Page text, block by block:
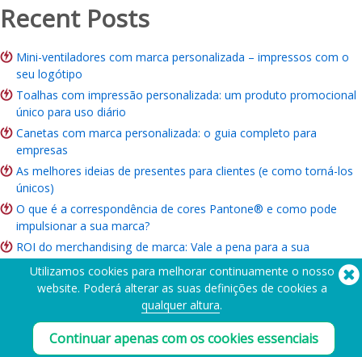
Recent Posts
Mini-ventiladores com marca personalizada – impressos com o
seu logótipo
Toalhas com impressão personalizada: um produto promocional
único para uso diário
Canetas com marca personalizada: o guia completo para
empresas
As melhores ideias de presentes para clientes (e como torná-los
únicos)
O que é a correspondência de cores Pantone® e como pode
impulsionar a sua marca?
ROI do merchandising de marca: Vale a pena para a sua
empresa?
Guia de artigos de beneficência: Ideias, orçamento e como
Precisa de ajuda? Telefone:
Utilizamos cookies para melhorar continuamente o nosso
website. Poderá alterar as suas definições de cookies a
qualquer altura.
Continuar apenas com os cookies essenciais